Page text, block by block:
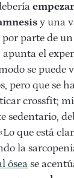
y una
parte de
el
se puede
pero que se
crossfit;
sedentario,
que está
la
ósea se